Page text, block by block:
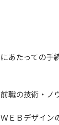
にあたっての
職の技術・ノ
ＥＢデザイン